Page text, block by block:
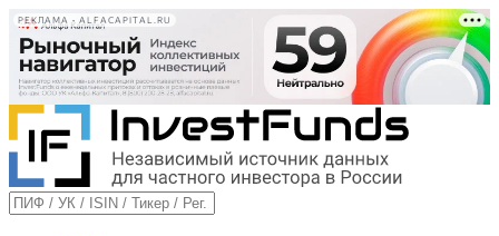
РЕКЛАМА • ALFACAPITAL.RU